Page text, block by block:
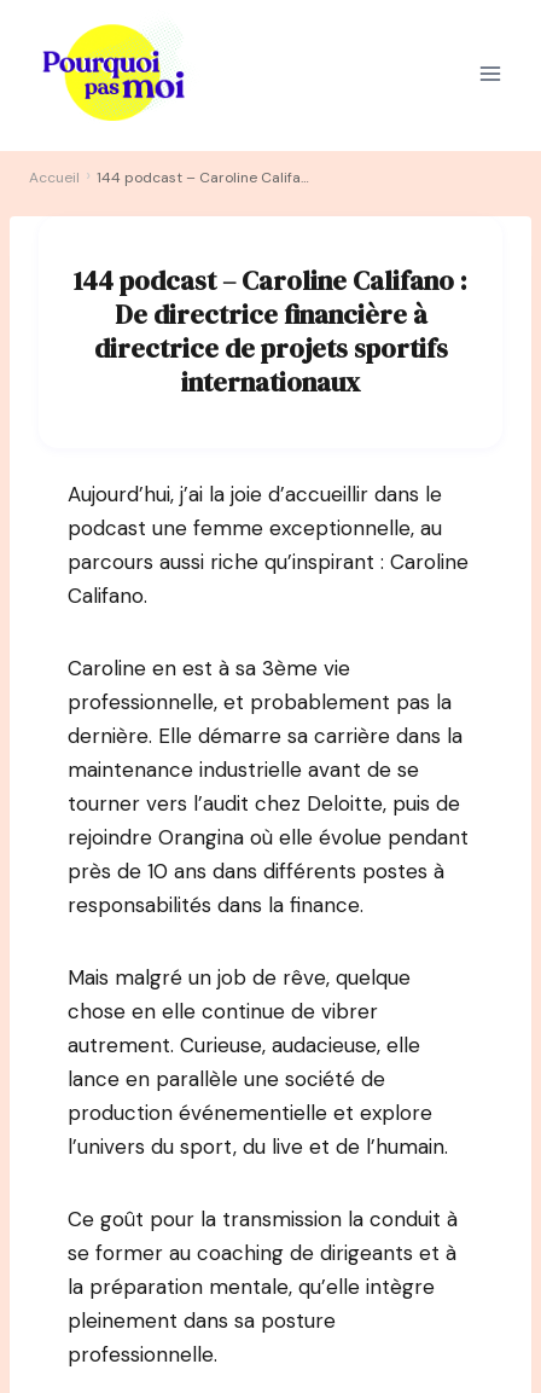
contenu
Accueil › 144 podcast – Caroline Califano : De directrice financière à directrice de projets sportifs internationaux
144 podcast – Caroline Califano :
De directrice financière à
directrice de projets sportifs
internationaux
Aujourd’hui, j’ai la joie d’accueillir dans le
podcast une femme exceptionnelle, au
parcours aussi riche qu’inspirant : Caroline
Califano.
Caroline en est à sa 3ème vie
professionnelle, et probablement pas la
dernière. Elle démarre sa carrière dans la
maintenance industrielle avant de se
tourner vers l’audit chez Deloitte, puis de
rejoindre Orangina où elle évolue pendant
près de 10 ans dans différents postes à
responsabilités dans la finance.
Mais malgré un job de rêve, quelque
chose en elle continue de vibrer
autrement. Curieuse, audacieuse, elle
lance en parallèle une société de
production événementielle et explore
l’univers du sport, du live et de l’humain.
Ce goût pour la transmission la conduit à
se former au coaching de dirigeants et à
la préparation mentale, qu’elle intègre
pleinement dans sa posture
professionnelle.